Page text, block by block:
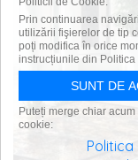
Prin continuarea
utilizării fişierelor de tip
poți modifica în orice
instrucțiunile din Politica
SUNT DE
Puteți merge chiar
cookie: